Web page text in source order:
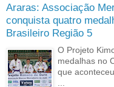
Araras: Associação
conquista quatro
Brasileiro Região 5
O Projeto
medalhas no
que